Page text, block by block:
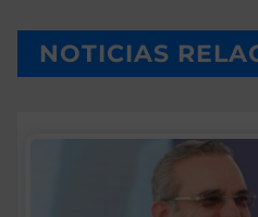
NOTICIAS